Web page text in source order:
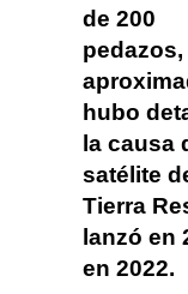
de 200
hubo
la causa
satélite
Tierra
lanzó en
en 2022.